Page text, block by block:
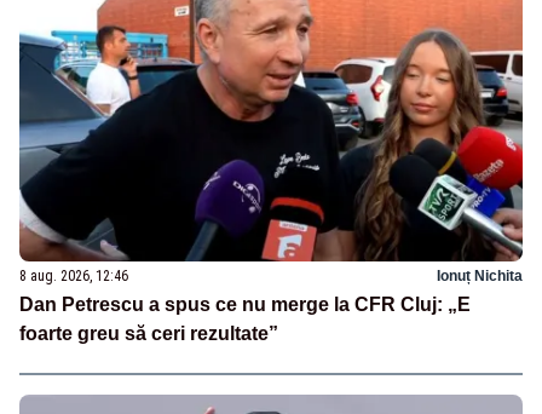
8 aug. 2026, 12:46 Ionuț Nichita
Dan Petrescu a spus ce nu merge la CFR Cluj: „E
foarte greu să ceri rezultate”